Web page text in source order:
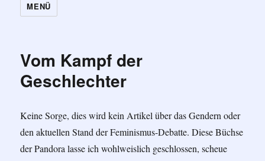
MENÜ
Vom Kampf der
Geschlechter
Keine Sorge, dies wird kein Artikel über das Gendern oder
den aktuellen Stand der Feminismus-Debatte. Diese Büchse
der Pandora lasse ich wohlweislich geschlossen, scheue